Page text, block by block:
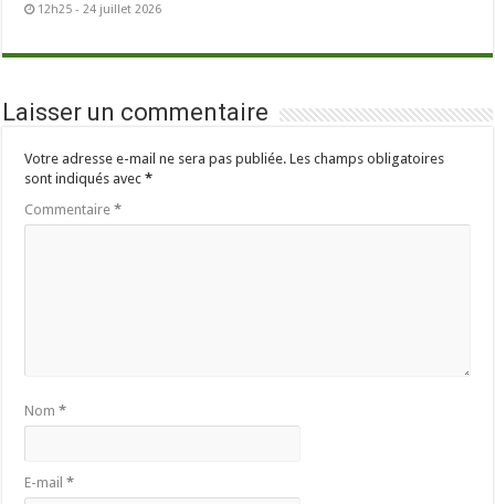
12h25 - 24 juillet 2026
Laisser un commentaire
Votre adresse e-mail ne sera pas publiée. Les champs obligatoires
sont indiqués avec*
Commentaire*
Nom*
E-mail*